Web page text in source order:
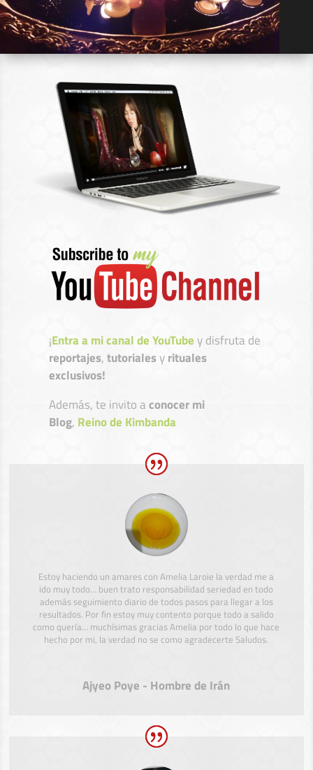
¡Entra a mi canal de YouTubey disfruta de
reportajes,tutorialesyrituales
exclusivos!
Además, te invito aconocer mi
Blog, Reino de Kimbanda
Estoy haciendo un amares con Amelia Laroie la verdad me a
ido muy todo… buen trato responsabilidad seriedad en todo
además seguimiento diario de todos pasos para llegar a los
resultados. Por fin estoy muy contento porque todo a salido
como quería… muchísimas gracias Amelia por todo lo que hace
hecho por mi, la verdad no se como agradecerte Saludos.
Ajyeo Poye - Hombre de Irán